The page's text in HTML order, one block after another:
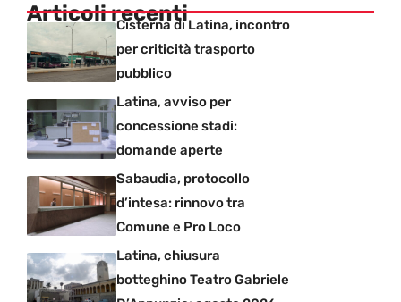
Articoli recentiCisterna di Latina, incontro
per criticità trasporto
pubblico
Latina, avviso per
concessione stadi:
domande aperte
Sabaudia, protocollo
d’intesa: rinnovo tra
Comune e Pro Loco
Latina, chiusura
botteghino Teatro Gabriele